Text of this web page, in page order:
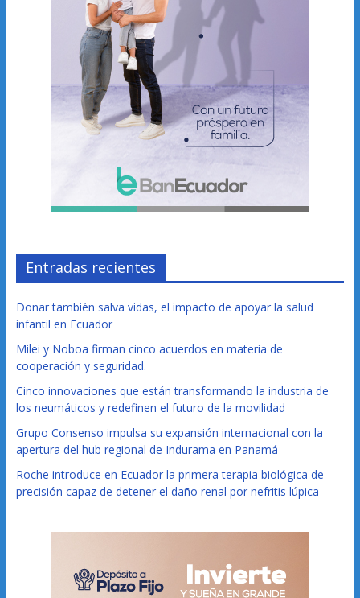
Entradas recientes
Donar también salva vidas, el impacto de apoyar la salud
infantil en Ecuador
Milei y Noboa firman cinco acuerdos en materia de
cooperación y seguridad.
Cinco innovaciones que están transformando la industria de
los neumáticos y redefinen el futuro de la movilidad
Grupo Consenso impulsa su expansión internacional con la
apertura del hub regional de Indurama en Panamá
Roche introduce en Ecuador la primera terapia biológica de
precisión capaz de detener el daño renal por nefritis lúpica